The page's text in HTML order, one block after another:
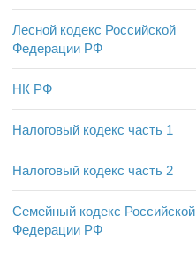
Лесной кодекс Российской
Федерации РФ
НК РФ
Налоговый кодекс часть 1
Налоговый кодекс часть 2
Семейный кодекс Российской
Федерации РФ